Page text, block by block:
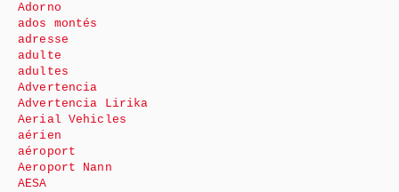
Adorno
ados montés
adresse
adulte
adultes
Advertencia
Advertencia Lirika
Aerial Vehicles
aérien
aéroport
Aeroport Nann
AESA